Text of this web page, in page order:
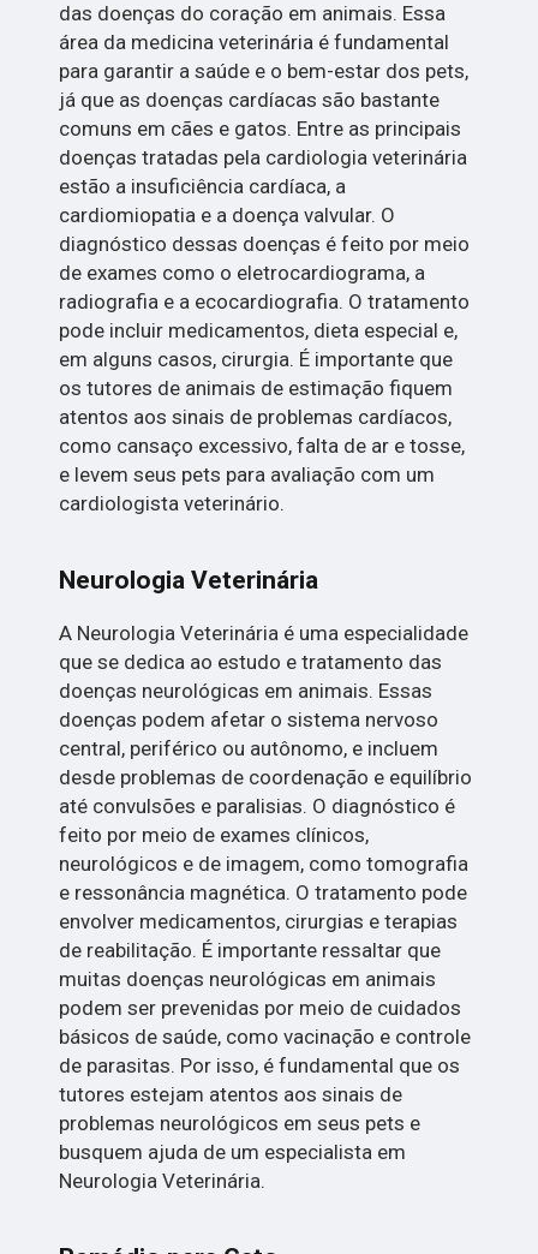
das doenças do coração em animais. Essa
área da medicina veterinária é fundamental
para garantir a saúde e o bem-estar dos pets,
já que as doenças cardíacas são bastante
comuns em cães e gatos. Entre as principais
doenças tratadas pela cardiologia veterinária
estão a insuficiência cardíaca, a
cardiomiopatia e a doença valvular. O
diagnóstico dessas doenças é feito por meio
de exames como o eletrocardiograma, a
radiografia e a ecocardiografia. O tratamento
pode incluir medicamentos, dieta especial e,
em alguns casos, cirurgia. É importante que
os tutores de animais de estimação fiquem
atentos aos sinais de problemas cardíacos,
como cansaço excessivo, falta de ar e tosse,
e levem seus pets para avaliação com um
cardiologista veterinário.
Neurologia Veterinária
A Neurologia Veterinária é uma especialidade
que se dedica ao estudo e tratamento das
doenças neurológicas em animais. Essas
doenças podem afetar o sistema nervoso
central, periférico ou autônomo, e incluem
desde problemas de coordenação e equilíbrio
até convulsões e paralisias. O diagnóstico é
feito por meio de exames clínicos,
neurológicos e de imagem, como tomografia
e ressonância magnética. O tratamento pode
envolver medicamentos, cirurgias e terapias
de reabilitação. É importante ressaltar que
muitas doenças neurológicas em animais
podem ser prevenidas por meio de cuidados
básicos de saúde, como vacinação e controle
de parasitas. Por isso, é fundamental que os
tutores estejam atentos aos sinais de
problemas neurológicos em seus pets e
busquem ajuda de um especialista em
Neurologia Veterinária.